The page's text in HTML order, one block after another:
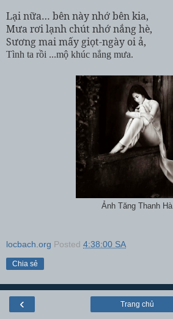
Lại nữa… bên này nhớ bên kia,
Mưa rơi lạnh chút nhớ nắng hè,
Sương mai mấy giọt-ngày oi ả,
Tình ta rồi ...mộ khúc nắng mưa.
Ảnh Tăng Thanh Hà
locbach.org Posted 4:38:00 SA
Chia sẻ
‹ Trang chủ